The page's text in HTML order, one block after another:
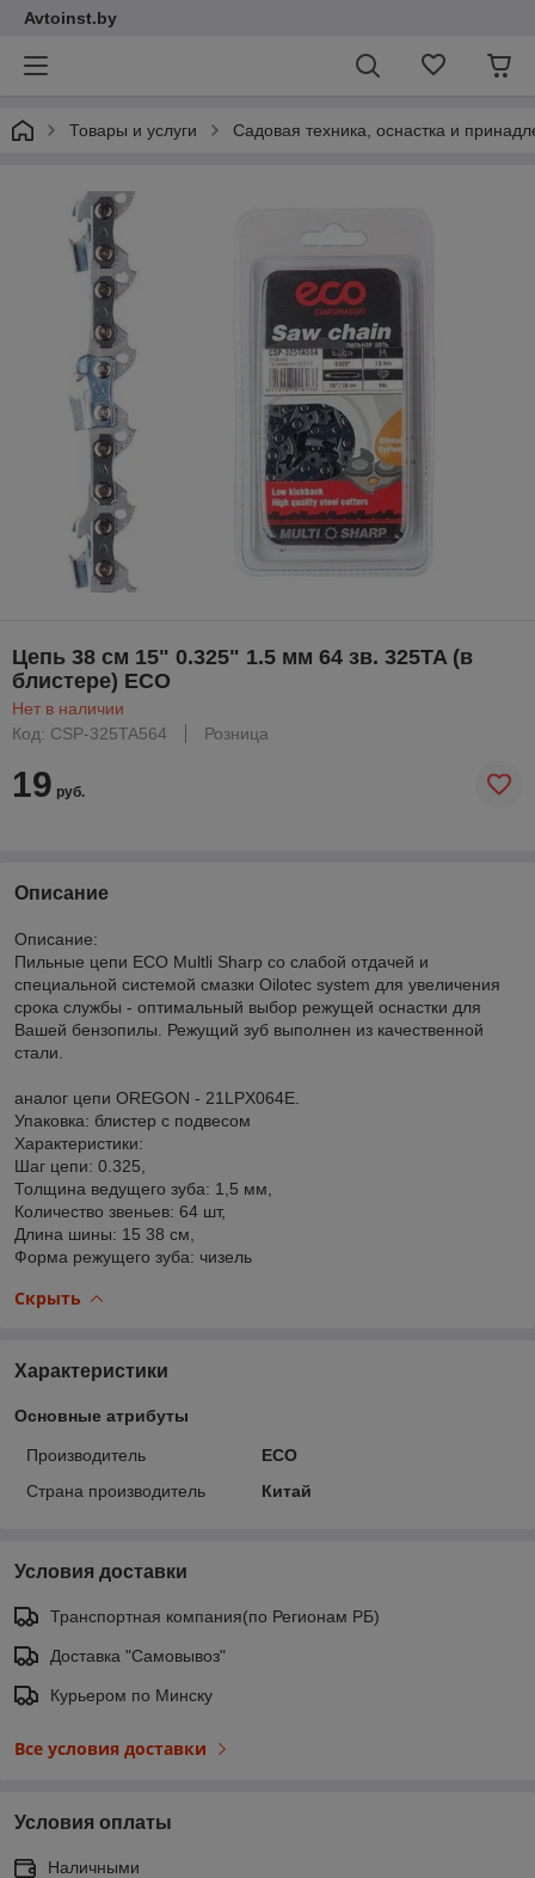
Avtoinst.by
Товары и услуги Садовая техника, оснастка и
Цепь 38 см 15" 0.325" 1.5 мм 64 зв. 325TA (в
блистере) ECO
Нет в наличии
Код: CSP-325TA564
Розница
19 руб.
Описание
Описание:
Пильные цепи ECO Multli Sharp со слабой отдачей и
специальной системой смазки Oilotec system для увеличения
срока службы - оптимальный выбор режущей оснастки для
Вашей бензопилы. Режущий зуб выполнен из качественной
стали.
аналог цепи OREGON - 21LPX064E.
Упаковка: блистер с подвесом
Характеристики:
Шаг цепи: 0.325,
Толщина ведущего зуба: 1,5 мм,
Количество звеньев: 64 шт,
Длина шины: 15 38 см,
Форма режущего зуба: чизель
Скрыть
Характеристики
Основные атрибуты
Производитель
ECO
Страна производитель
Китай
Условия доставки
Транспортная компания(по Регионам РБ)
Доставка "Самовывоз"
Курьером по Минску
Все условия доставки
Условия оплаты
Наличными